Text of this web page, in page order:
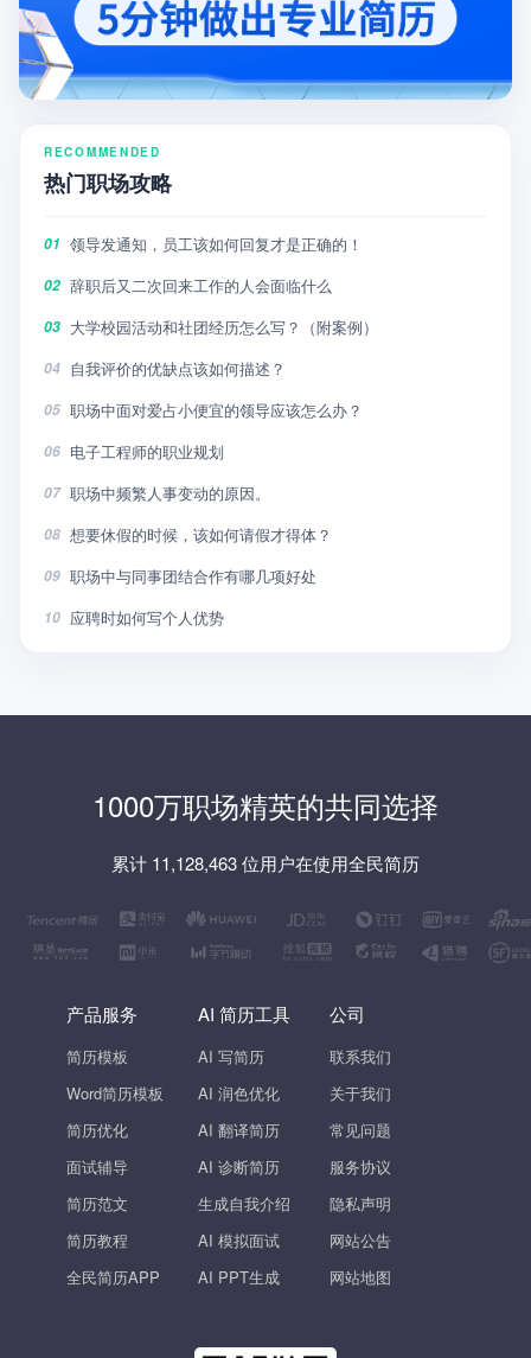
RECOMMENDED
热门职场攻略
01 领导发通知，员工该如何回复才是正确的！
02 辞职后又二次回来工作的人会面临什么
03 大学校园活动和社团经历怎么写？（附案例）
04 自我评价的优缺点该如何描述？
05 职场中面对爱占小便宜的领导应该怎么办？
06 电子工程师的职业规划
07 职场中频繁人事变动的原因。
08 想要休假的时候，该如何请假才得体？
09 职场中与同事团结合作有哪几项好处
10 应聘时如何写个人优势
1000万职场精英的共同选择
累计 11,128,463 位用户在使用全民简历
产品服务
简历模板
Word简历模板
简历优化
面试辅导
简历范文
简历教程
全民简历APP
AI 简历工具
AI 写简历
AI 润色优化
AI 翻译简历
AI 诊断简历
生成自我介绍
AI 模拟面试
AI PPT生成
公司
联系我们
关于我们
常见问题
服务协议
隐私声明
网站公告
网站地图